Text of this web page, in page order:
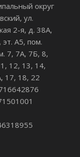
округ
, ул.
2-я, д. 38А,
эт. А5, пом.
7, 7А, 7Б, 8,
12, 13, 14,
17, 18, 22